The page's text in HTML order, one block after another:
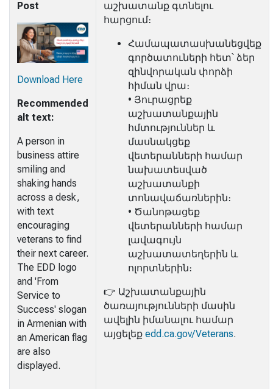
Post
Download Here
Recommended
alt text:
A person in
business attire
smiling and
shaking hands
across a desk,
with text
encouraging
veterans to find
their next career.
The EDD logo
and 'From
Service to
Success' slogan
in Armenian with
an American flag
are also
displayed.
աշխատանք գտնելու
հարցում։
Համապատասխանեցվեք
գործատուների հետ՝ ձեր
զինվորական փորձի
հիման վրա։
• Յուրացրեք
աշխատանքային
հմտություններ և
մասնակցեք
վետերանների համար
նախատեսված
աշխատանքի
տոնավաճառներին։
• Ծանոթացեք
վետերանների համար
լավագույն
աշխատատեղերին և
ոլորտներին։
👉 Աշխատանքային
ծառայությունների մասին
ավելին իմանալու համար
այցելեք edd.ca.gov/Veterans.